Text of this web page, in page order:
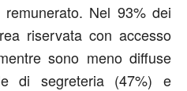
Nel 93% dei
riservata con accesso
sono meno diffuse
di segreteria (47%) e